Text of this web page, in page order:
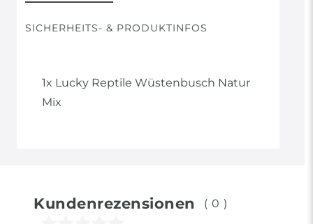
SICHERHEITS- & PRODUKTINFOS
1x Lucky Reptile Wüstenbusch Natur
Mix
Kundenrezensionen (0)